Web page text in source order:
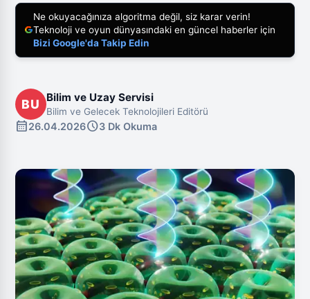
Ne okuyacağınıza algoritma değil, siz karar verin!
Teknoloji ve oyun dünyasındaki en güncel haberler için
Bizi Google'da Takip Edin
BU Bilim ve Uzay Servisi
Bilim ve Gelecek Teknolojileri Editörü
calendar_month26.04.2026schedule3 Dk Okuma